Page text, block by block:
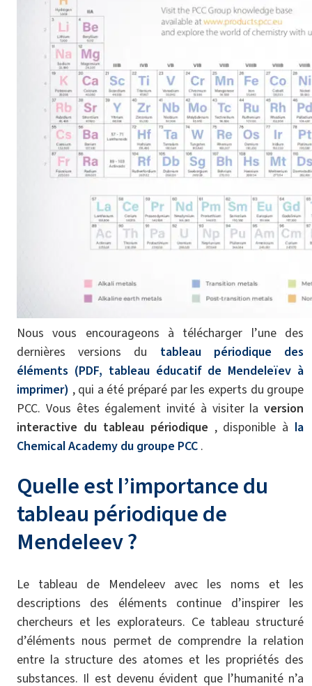
Nous vous encourageons à télécharger l’une des
dernières versions du tableau périodique des
éléments (PDF, tableau éducatif de Mendeleïev à
imprimer) , qui a été préparé par les experts du groupe
PCC. Vous êtes également invité à visiter laversion
interactive du tableau périodique , disponible à la
Chemical Academy du groupe PCC .
Quelle est l’importance du
tableau périodique de
Mendeleev ?
Le tableau de Mendeleev avec les noms et les
descriptions des éléments continue d’inspirer les
chercheurs et les explorateurs. Ce tableau structuré
d’éléments nous permet de comprendre la relation
entre la structure des atomes et les propriétés des
substances. Il est devenu évident que l’humanité n’a